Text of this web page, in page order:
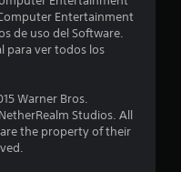
3
c
l
i
Entertainment
de uso del Software.
para ver todos los
Warner Bros.
Studios. All
the property of their